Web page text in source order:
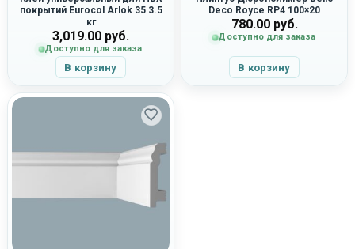
покрытий Eurocol Arlok 35 3.5
кг
3,019.00 руб.
Доступно для заказа
В корзину
Deco Royce RP4 100×20
780.00руб.
Доступно для заказа
В корзину